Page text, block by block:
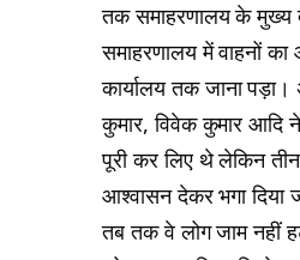
तक समाहरणालय के मुख्य
समाहरणालय में वाहनों
कार्यालय तक जाना
कुमार, विवेक कुमार आदि ने
पूरी कर लिए थे लेकिन
आश्वासन देकर भगा दिया
तब तक वे लोग जाम नहीं